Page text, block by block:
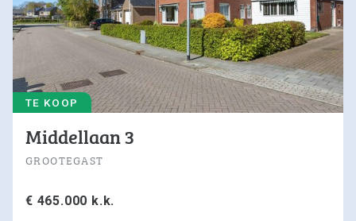
TE KOOP
Middellaan 3
GROOTEGAST
€ 465.000 k.k.